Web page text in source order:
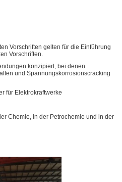
Vorschriften gelten für die Einführung
Vorschriften.
konzipiert, bei denen
und Spannungskorrosionscracking
für Elektrokraftwerke
Chemie, in der Petrochemie und in der